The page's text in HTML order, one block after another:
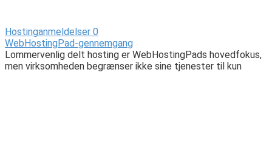
Hostinganmeldelser 0
WebHostingPad-gennemgang
Lommervenlig delt hosting er WebHostingPads hovedfokus,
men virksomheden begrænser ikke sine tjenester til kun